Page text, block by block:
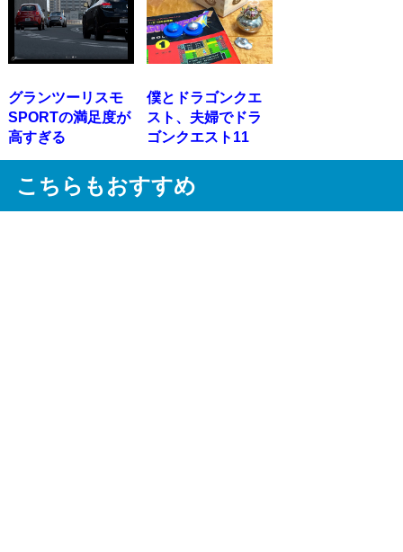
グランツーリスモ
SPORTの満足度が
高すぎる
僕とドラゴンクエ
スト、夫婦でドラ
ゴンクエスト11
こちらもおすすめ